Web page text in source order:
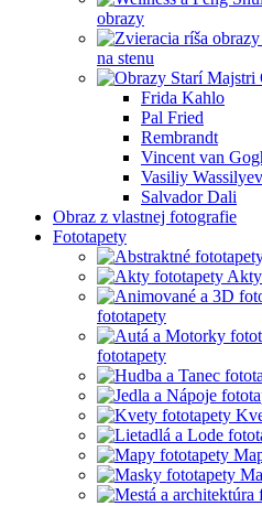
obrazy
na stenu
Frida Kahlo
Pal Fried
Rembrandt
Vincent van
Vasiliy
Salvador Dali
Obraz z vlastnej fotografie
Fototapety
fototapety
fototapety